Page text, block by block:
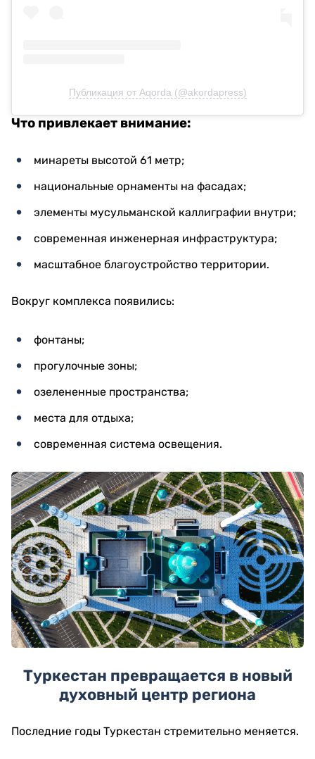
Публикация от Aqorda (@akordapress)
Что привлекает внимание:
минареты высотой 61 метр;
национальные орнаменты на фасадах;
элементы мусульманской каллиграфии внутри;
современная инженерная инфраструктура;
масштабное благоустройство территории.
Вокруг комплекса появились:
фонтаны;
прогулочные зоны;
озелененные пространства;
места для отдыха;
современная система освещения.
Туркестан превращается в новый
духовный центр региона
Последние годы Туркестан стремительно меняется.